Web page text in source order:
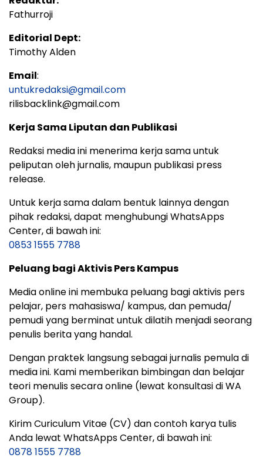
Fathurroji
Editorial Dept:
Timothy Alden
Email:
untukredaksi@gmail.com
rilisbacklink@gmail.com
Kerja Sama Liputan dan Publikasi
Redaksi media ini menerima kerja sama untuk
peliputan oleh jurnalis, maupun publikasi press
release.
Untuk kerja sama dalam bentuk lainnya dengan
pihak redaksi, dapat menghubungi WhatsApps
Center, di bawah ini:
0853 1555 7788
Peluang bagi Aktivis Pers Kampus
Media online ini membuka peluang bagi aktivis pers
pelajar, pers mahasiswa/ kampus, dan pemuda/
pemudi yang berminat untuk dilatih menjadi seorang
penulis berita yang handal.
Dengan praktek langsung sebagai jurnalis pemula di
media ini. Kami memberikan bimbingan dan belajar
teori menulis secara online (lewat konsultasi di WA
Group).
Kirim Curiculum Vitae (CV) dan contoh karya tulis
Anda lewat WhatsApps Center, di bawah ini:
0878 1555 7788